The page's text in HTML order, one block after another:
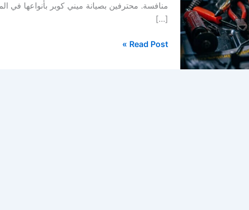
منافسة. محترفين بصيانة ميني كوبر بأنواعها في
[…]
Read Post »